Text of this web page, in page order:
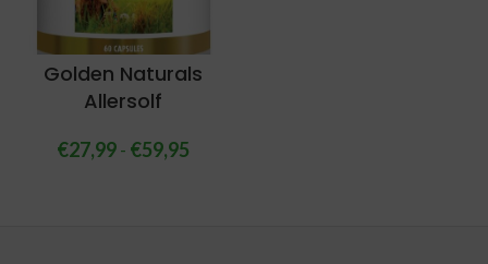
Golden Naturals
Allersolf
€27,99- €59,95